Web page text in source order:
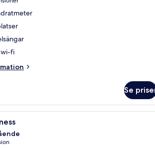
wi-fi
Se
Ett hotellrum med en stor